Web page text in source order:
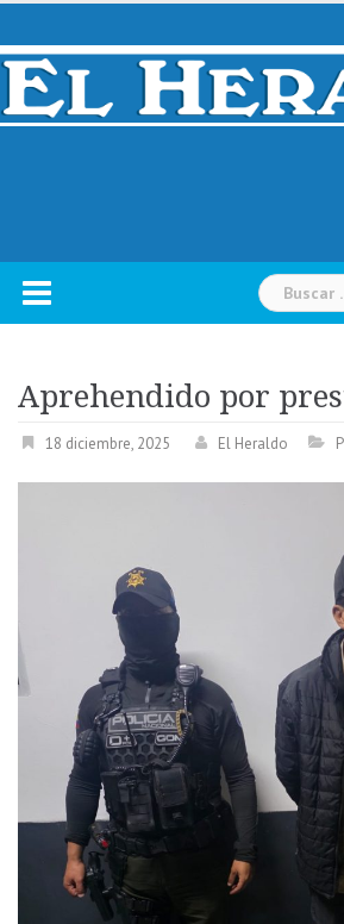
Skip
content
Buscar:
Aprehendido por
18 diciembre, 2025 El Heraldo